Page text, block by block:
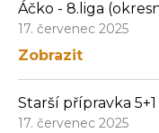
Áčko - 8.liga
17. červenec 2025
Zobrazit
Starší přípravka
17. červenec 2025